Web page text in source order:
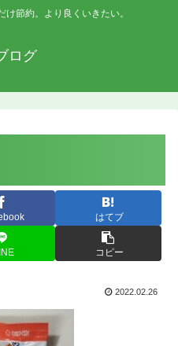
節約。より良くいきたい。
ログ
はてブ
コピー
2022.02.26